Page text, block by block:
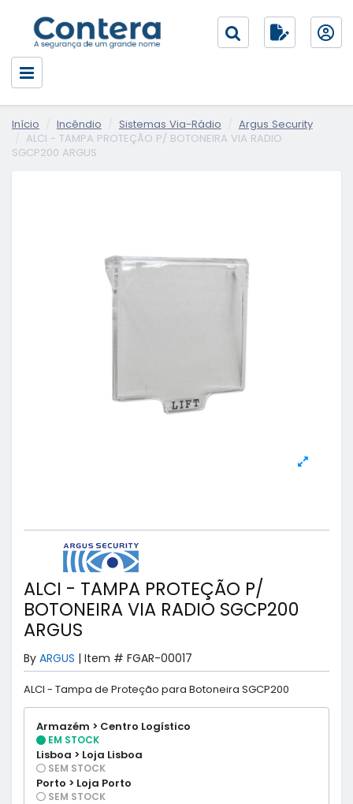
Início Incêndio Sistemas Via-Rádio
Argus Security
ALCI - TAMPA PROTEÇÃO P/ BOTONEIRA VIA RADIO
SGCP200 ARGUS
ALCI - TAMPA PROTEÇÃO P/
BOTONEIRA VIA RADIO SGCP200
ARGUS
By ARGUS | Item # FGAR-00017
ALCI - Tampa de Proteção para Botoneira SGCP200
Armazém > Centro Logístico
EM STOCK
Lisboa > Loja Lisboa
SEM STOCK
Porto > Loja Porto
SEM STOCK